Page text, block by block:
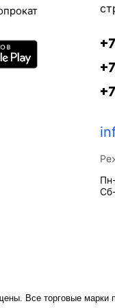
Все торговые марки